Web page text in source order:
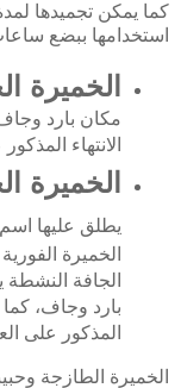
كما يمكن تجميدها
استخدامها ببضع
الخميرة
مكان بارد
الانتهاء
الخميرة
يطلق عليها اسم
الخميرة
الجافة
بارد وجاف، كما
المذكور على
الخميرة الطازجة